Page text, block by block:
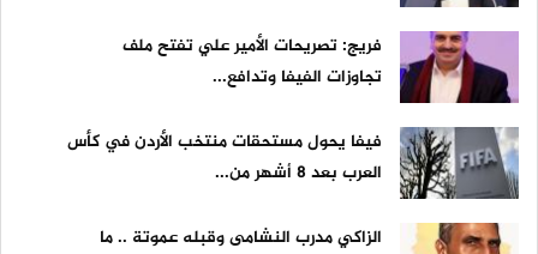
فريج: تصريحات الأمير علي تفتح ملف
تجاوزات الفيفا وتدافع...
فيفا يحول مستحقات منتخب الأردن في كأس
العرب بعد 8 أشهر من...
الزاكي مدرب النشامى وقبله عموتة .. ما